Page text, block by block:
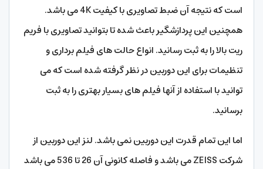
است که نتیجه آن ضبط تصاویری با کیفیت 4K می باشد.
همچنین این پردازشگیر باعث شده تا بتوانید تصاویری با فریم
ریت بالا را به ثبت رسانید. انواع حالت های فیلم برداری و
تنظیمات برای این دوربین در نظر گرفته شده است که می
توانید با استفاده از آنها فیلم های بسیار بهتری را به ثبت
برسانید.
اما این تمام قدرت این دوربین نمی باشد. لنز این دوربین از
شرکت ZEISS می باشد و فاصله کانونی آن 26 تا 536 می باشد